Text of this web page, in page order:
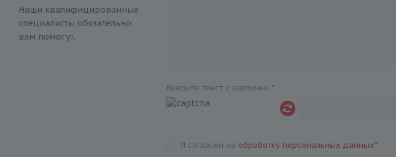
Наши квалифицированные
специалисты обязательно
вам помогут.
Введите текст с картинки*
Я согласен на обработку персональных данных*